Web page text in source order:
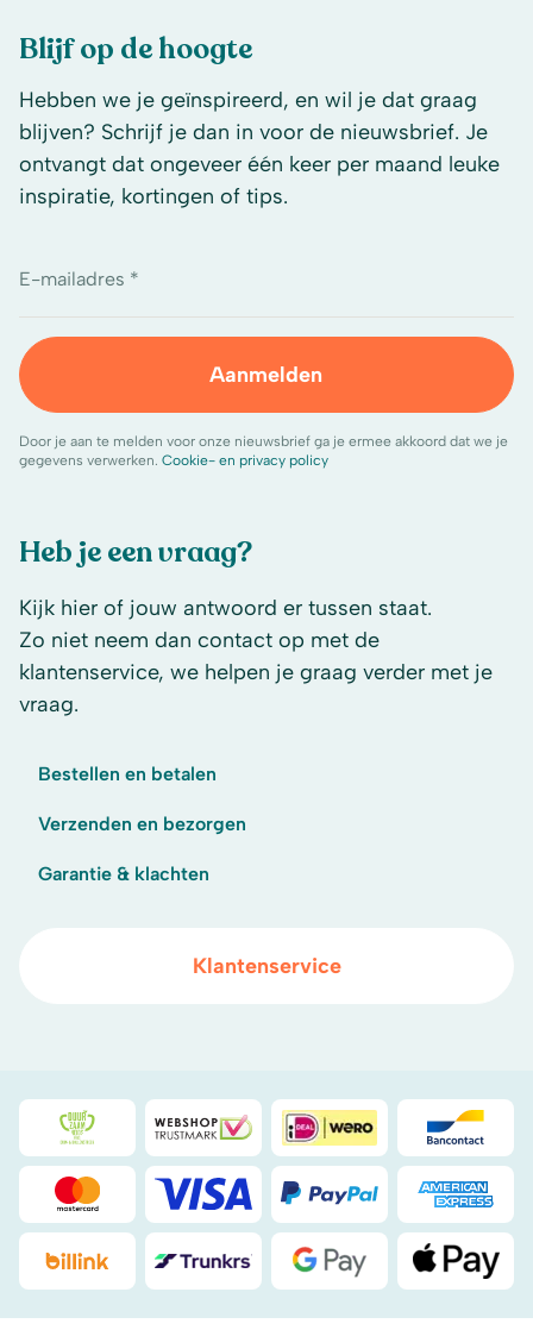
Heb je een vraag?
Kijk hier of jouw antwoord er tussen staat.
Zo niet neem dan contact op met de
klantenservice, we helpen je graag verder met je
vraag.
Bestellen en betalen
Verzenden en bezorgen
Garantie & klachten
Klantenservice
Blijf op de hoogte
Hebben we je geïnspireerd, en wil je dat graag
blijven? Schrijf je dan in voor de nieuwsbrief. Je
ontvangt dat ongeveer één keer per maand leuke
inspiratie, kortingen of tips.
E-mailadres *
Aanmelden
Door je aan te melden voor onze nieuwsbrief ga je ermee akkoord dat we je
gegevens verwerken. Cookie- en privacy policy
Duurzaamheidsprijs duin- & bollenstreek
WebwinkelKeuriDeal
Mastercard Visa PayPal
Billink DHL Google Pay Apple